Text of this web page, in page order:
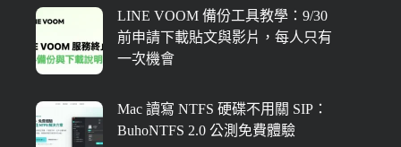
LINE VOOM 備份工具教學：9/30
前申請下載貼文與影片，每人只有
一次機會
Mac 讀寫 NTFS 硬碟不用關 SIP：
BuhoNTFS 2.0 公測免費體驗